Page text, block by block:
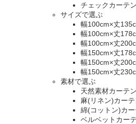
チェックカーテン
サイズで選ぶ
幅100cm×丈
幅100cm×丈
幅100cm×丈
幅150cm×丈
幅150cm×丈
幅150cm×丈
素材で選ぶ
天然素材カーテン
麻(リネン)カーテ
綿(コットン)カー
ベルベットカー